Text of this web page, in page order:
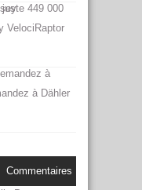
VelociRaptor
à Dähler
Commentaires